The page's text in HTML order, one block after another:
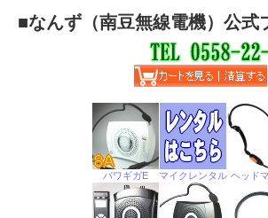
■なんず（南豆無線電機）公式